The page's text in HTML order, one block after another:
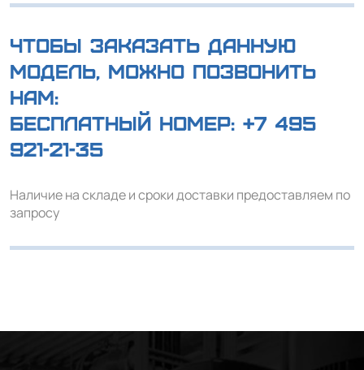
Чтобы заказать данную
модель, можно позвонить
нам:
Бесплатный номер: +7 495
921-21-35
Наличие на складе и сроки доставки предоставляем по
запросу